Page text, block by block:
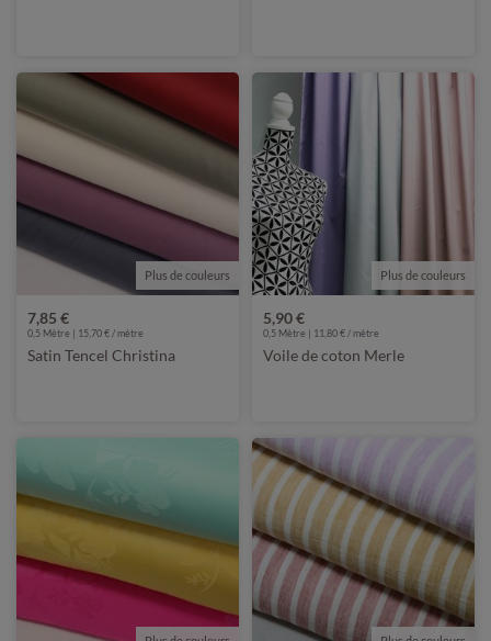
Plus de couleurs
7,85 €
0,5 Mètre | 15,70 € / mètre
Satin Tencel Christina
Plus de couleurs
5,90 €
0,5 Mètre | 11,80 € / mètre
Voile de coton Merle